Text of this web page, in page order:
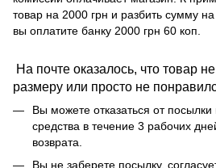
товар на 2000 грн и разбить сумму
вы оплатите банку 2000 грн 60 коп.
На почте оказалось, что товар
размеру или просто не
Вы можете отказаться от
средства в течение 3 рабочих
возврата.
Вы не заберете посылку,